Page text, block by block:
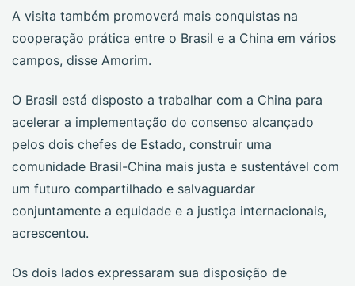
A visita também promoverá mais conquistas na
cooperação prática entre o Brasil e a China em vários
campos, disse Amorim.
O Brasil está disposto a trabalhar com a China para
acelerar a implementação do consenso alcançado
pelos dois chefes de Estado, construir uma
comunidade Brasil-China mais justa e sustentável com
um futuro compartilhado e salvaguardar
conjuntamente a equidade e a justiça internacionais,
acrescentou.
Os dois lados expressaram sua disposição de